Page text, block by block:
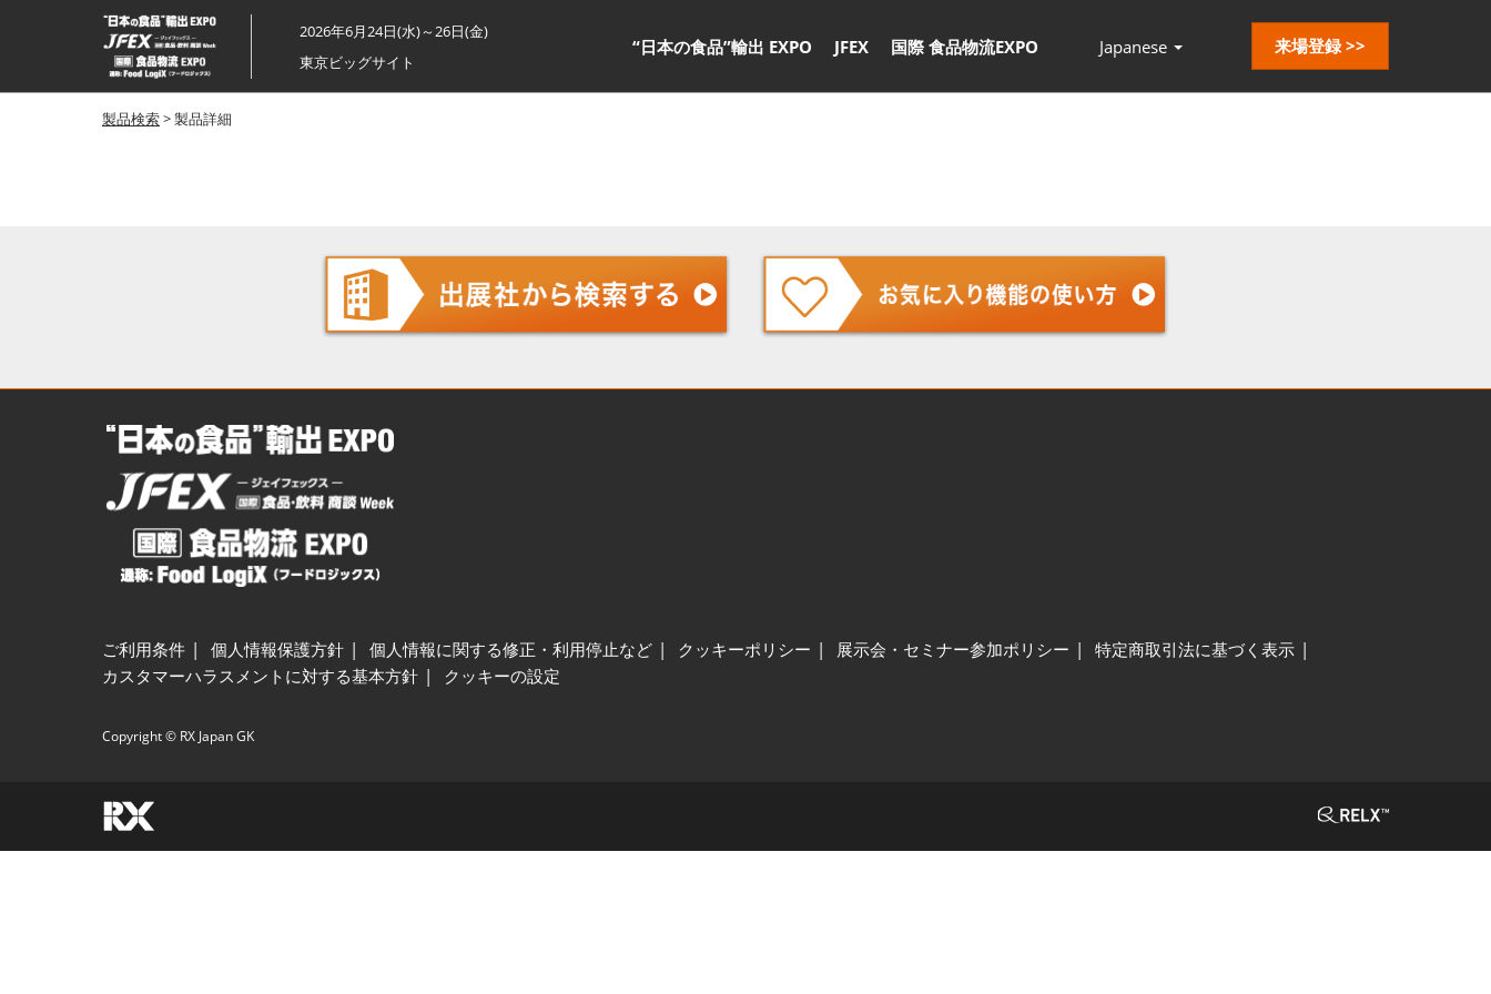
ス
キ
ッ
プ
し
2026年6月24日(水)～26日(金)
東京ビッグサイト
“日本の食品”輸出 EXPO JFEX 国際 食品物流EXPO Japanese 来場登録 >>
製品検索> 製品詳細
ご利用条件 個人情報保護方針 個人情報に関する修正・利用停止など クッキーポリシー 展示会・セミナー参加ポリシー
特定商取引法に基づく表示
カスタマーハラスメントに対する基本方針
クッキーの設定
Copyright © RX Japan GK